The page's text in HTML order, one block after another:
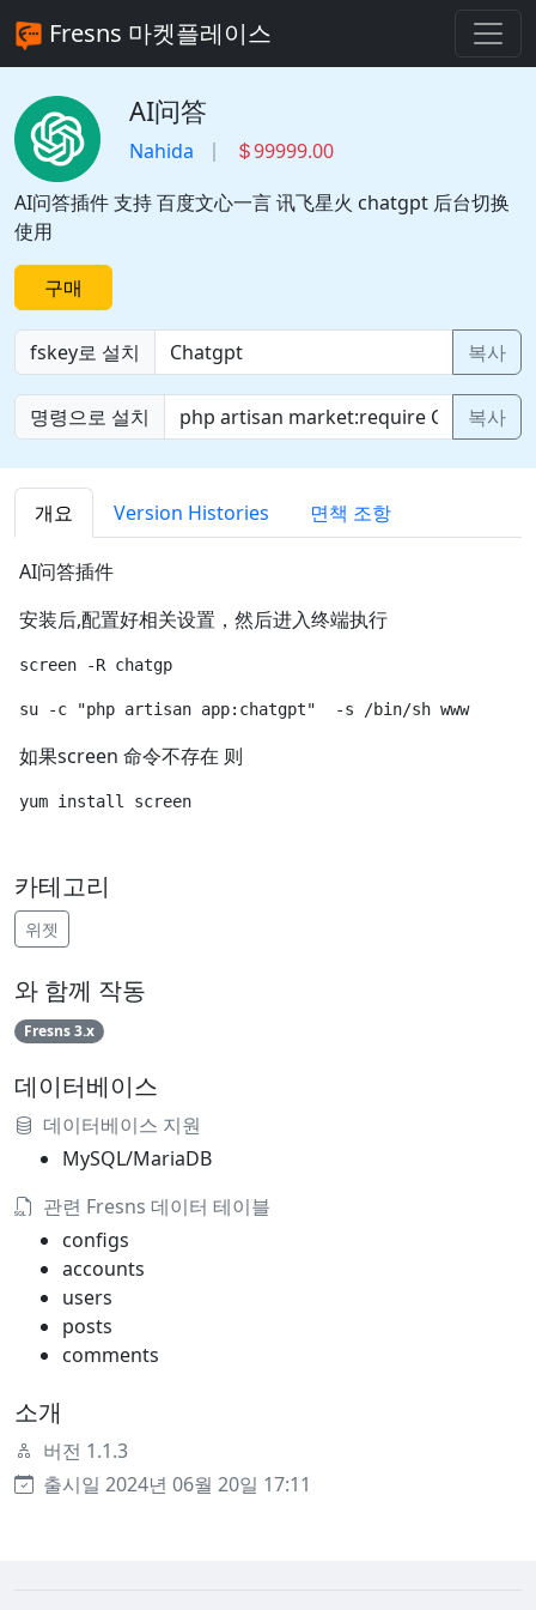
Fresns 마켓플레이스
AI问答
Nahida
99999.00
AI问答插件 支持 百度文心一言 讯飞星火 chatgpt 后台切换
使用
구매
fskey로 설치 복사
명령으로 설치 복사
개요 Version Histories 면책 조항
AI问答插件
安装后,配置好相关设置，然后进入终端执行
如果screen 命令不存在 则
카테고리
위젯
와 함께 작동
Fresns 3.x
데이터베이스
데이터베이스 지원
MySQL/MariaDB
관련 Fresns 데이터 테이블
configs
accounts
users
posts
comments
소개
버전 1.1.3
출시일 2024년 06월 20일 17:11